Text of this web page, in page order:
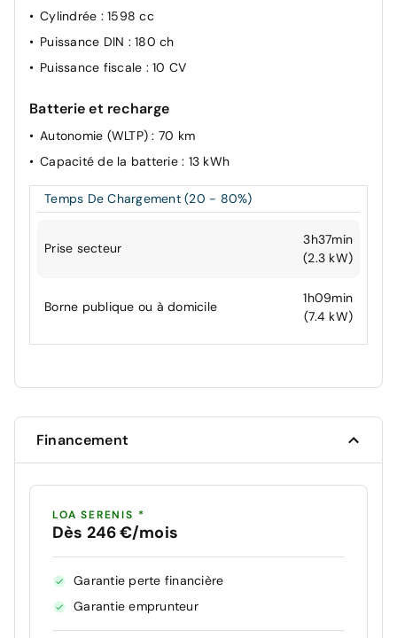
Cylindrée : 1598 cc
Puissance DIN : 180 ch
Puissance fiscale : 10 CV
Batterie et recharge
Autonomie (WLTP): 70 km
Capacité de la batterie : 13 kWh
Temps De Chargement (20 - 80%)
Prise secteur
3h37min
(2.3 kW)
Borne publique ou à domicile
1h09min
(7.4 kW)
Financement
LOA SERENIS *
Dès 246 €/mois
Garantie perte financière
Garantie emprunteur